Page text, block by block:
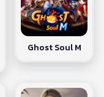
Ghost Soul M